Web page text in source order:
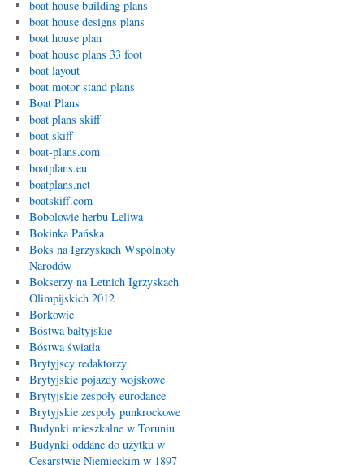
boat house building plans
boat house designs plans
boat house plan
boat house plans 33 foot
boat layout
boat motor stand plans
Boat Plans
boat plans skiff
boat skiff
boat-plans.com
boatplans.eu
boatplans.net
boatskiff.com
Bobolowie herbu Leliwa
Bokinka Pańska
Boks na Igrzyskach Wspólnoty
Narodów
Bokserzy na Letnich Igrzyskach
Olimpijskich 2012
Borkowie
Bóstwa bałtyjskie
Bóstwa światła
Brytyjscy redaktorzy
Brytyjskie pojazdy wojskowe
Brytyjskie zespoły eurodance
Brytyjskie zespoły punkrockowe
Budynki mieszkalne w Toruniu
Budynki oddane do użytku w
Cesarstwie Niemieckim w 1897